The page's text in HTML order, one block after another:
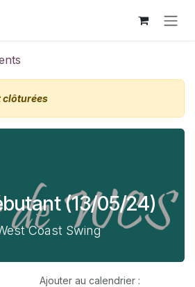
clôturées
(13/05/24)
Coast Swing
Ajouter au calendrier :